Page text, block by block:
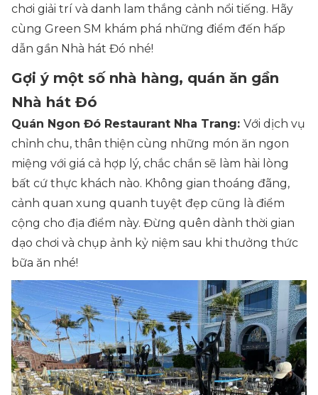
chơi giải trí và danh lam thắng cảnh nổi tiếng. Hãy
cùng Green SM khám phá những điểm đến hấp
dẫn gần Nhà hát Đó nhé!
Gợi ý một số nhà hàng, quán ăn gần
Nhà hát Đó
Quán Ngon Đó Restaurant Nha Trang: Với dịch vụ
chỉnh chu, thân thiện cùng những món ăn ngon
miệng với giá cả hợp lý, chắc chắn sẽ làm hài lòng
bất cứ thực khách nào. Không gian thoáng đãng,
cảnh quan xung quanh tuyệt đẹp cũng là điểm
cộng cho địa điểm này. Đừng quên dành thời gian
dạo chơi và chụp ảnh kỷ niệm sau khi thưởng thức
bữa ăn nhé!